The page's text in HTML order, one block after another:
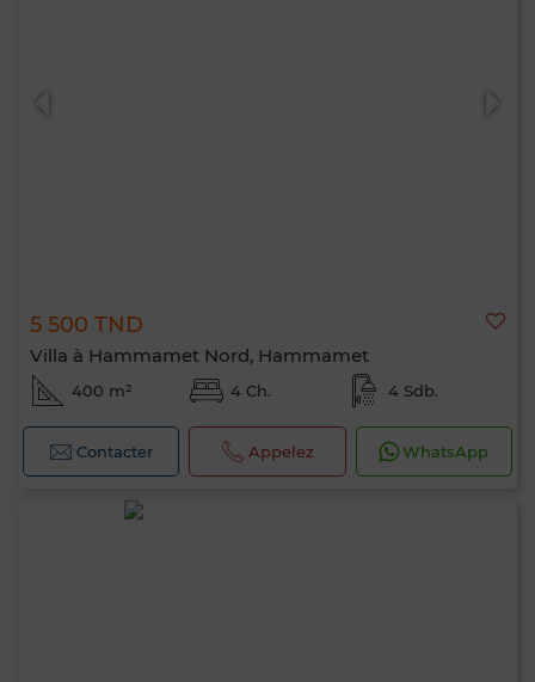
5 500 TND
Villa à Hammamet Nord, Hammamet
400 m² 4 Ch. 4 Sdb.
Contacter Appelez WhatsApp